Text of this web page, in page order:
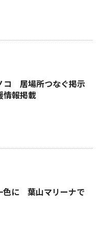
コ 居場所つなぐ掲示
報掲載
色に 葉山マリーナで